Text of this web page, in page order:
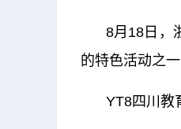
8月18日，
的特色活动之
YT8四川教